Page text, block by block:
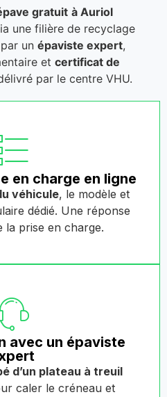
gratuit à Auriol
une filière de recyclage
par unépaviste expert,
etcertificat de
par le centre VHU.
en charge en ligne
véhicule, le modèle et
dédié. Une réponse
la prise en charge.
avec un épaviste
d’un plateau à treuil
caler le créneau et